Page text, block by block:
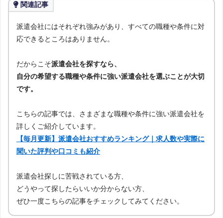
関連記事
派遣会社にはそれぞれ強みがあり、すべての職種や条件に対
応できるところはありません。
だからこそ派遣会社を探すなら、
自分の希望する職種や条件に強い派遣会社を選ぶことが大切
です。
こちらの記事では、さまざまな職種や条件に強い派遣会社を
詳しくご紹介しています。
【毎月更新】派遣会社おすすめランキング｜求人数や実際に
聞いた評判や口コミも紹介
派遣会社探しに苦戦されている方、
どうやって探したらいいか分からない方、
ぜひ一度こちらの記事をチェックしてみてください。